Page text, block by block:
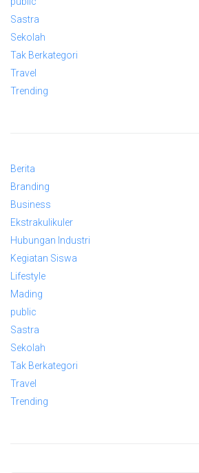
Sastra
Sekolah
Tak Berkategori
Travel
Trending
Berita
Branding
Business
Ekstrakulikuler
Hubungan Industri
Kegiatan Siswa
Lifestyle
Mading
public
Sastra
Sekolah
Tak Berkategori
Travel
Trending